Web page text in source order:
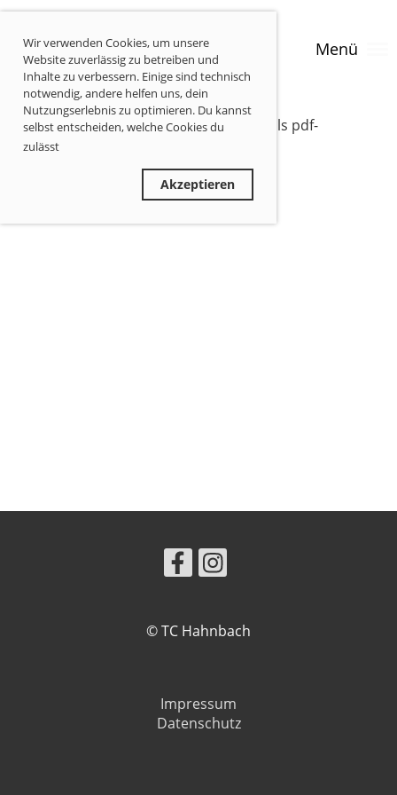
Wir verwenden Cookies, um unsere
Website zuverlässig zu betreiben und
Inhalte zu verbessern. Einige sind technisch
notwendig, andere helfen uns, dein
Nutzungserlebnis zu optimieren. Du kannst
selbst entscheiden, welche Cookies du
zulässt
Akzeptieren
Menü
Unsere Satzung und Vereinsordnung als pdf-
Dokument zum Download:
Vereinsordnung
© TC Hahnbach
Impressum
Datenschutz